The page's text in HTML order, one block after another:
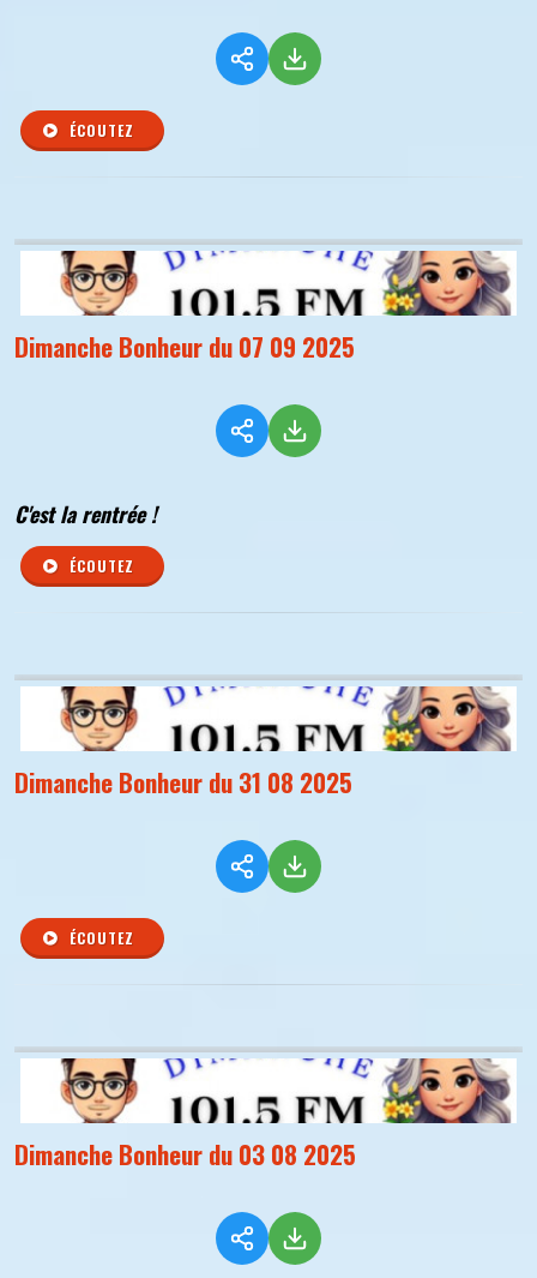
ÉCOUTEZ
Dimanche Bonheur du 07 09 2025
C'est la rentrée !
ÉCOUTEZ
Dimanche Bonheur du 31 08 2025
ÉCOUTEZ
Dimanche Bonheur du 03 08 2025